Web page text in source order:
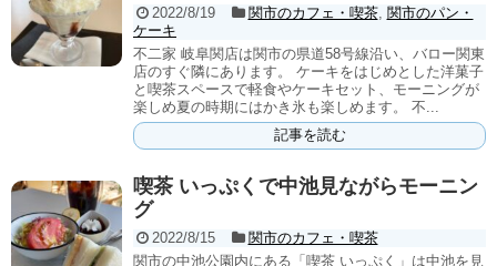
2022/8/19 関市のカフェ・喫茶, 関市のパン・
ケーキ
不二家 岐阜関店は関市の県道58号線沿い、バロー関東
店のすぐ隣にあります。 ケーキをはじめとした洋菓子
と喫茶スペースで軽食やケーキセット、モーニングが
楽しめ夏の時期にはかき氷も楽しめます。 不...
記事を読む
喫茶 いっぷくで中池見ながらモーニン
グ
2022/8/15
関市のカフェ・喫茶
関市の中池公園内にある「喫茶 いっぷく」は中池を見